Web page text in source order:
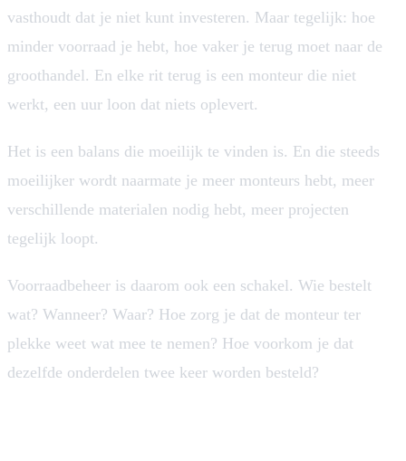
vasthoudt dat je niet kunt investeren. Maar tegelijk: hoe
minder voorraad je hebt, hoe vaker je terug moet naar de
groothandel. En elke rit terug is een monteur die niet
werkt, een uur loon dat niets oplevert.
Het is een balans die moeilijk te vinden is. En die steeds
moeilijker wordt naarmate je meer monteurs hebt, meer
verschillende materialen nodig hebt, meer projecten
tegelijk loopt.
Voorraadbeheer is daarom ook een schakel. Wie bestelt
wat? Wanneer? Waar? Hoe zorg je dat de monteur ter
plekke weet wat mee te nemen? Hoe voorkom je dat
dezelfde onderdelen twee keer worden besteld?